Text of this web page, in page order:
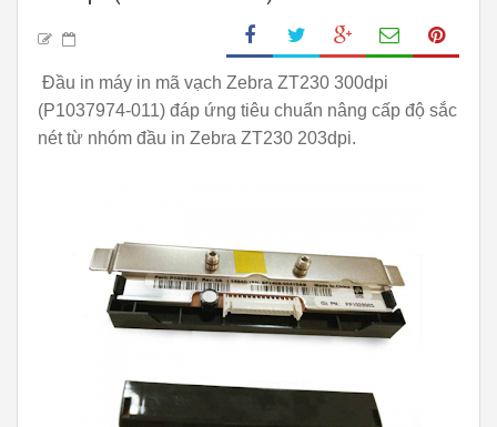
Đầu in máy in mã vạch Zebra ZT230 300dpi
(P1037974-011) đáp ứng tiêu chuẩn nâng cấp độ sắc
nét từ nhóm đầu in Zebra ZT230 203dpi.